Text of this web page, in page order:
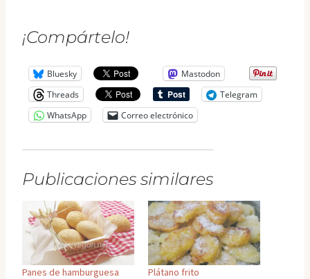
¡Compártelo!
Bluesky
Mastodon
Threads
Telegram
WhatsApp
Correo electrónico
Publicaciones similares
Panes de hamburguesa Plátano frito